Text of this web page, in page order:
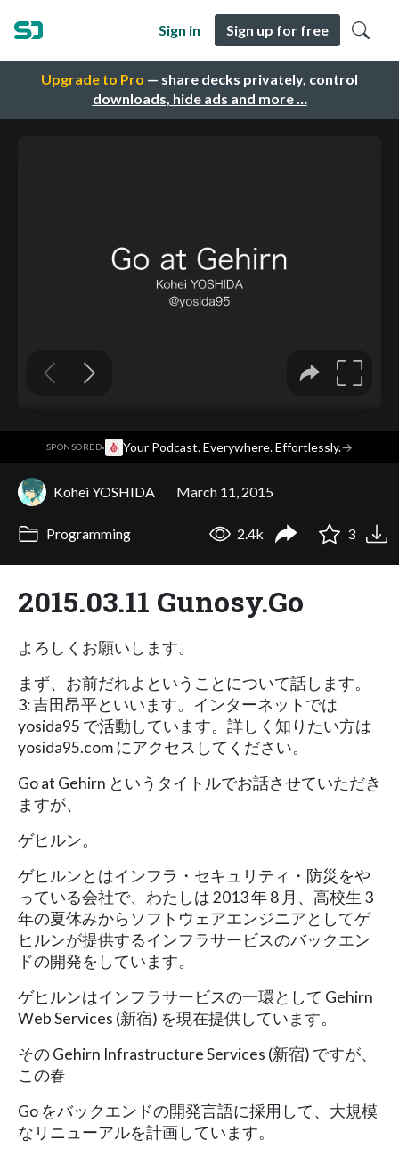
Upgrade to Pro — share decks privately, control
downloads, hide ads and more …
Sign in Sign up for free
SPONSORED· Your Podcast. Everywhere. Effortlessly.→
Kohei YOSHIDA March 11, 2015
Programming 2.4k 3
2015.03.11 Gunosy.Go
よろしくお願いします。
まず、お前だれよということについて話します。
3: 吉田昂平といいます。インターネットでは
yosida95 で活動しています。詳しく知りたい方は
yosida95.com にアクセスしてください。
Go at Gehirn というタイトルでお話させていただき
ますが、
ゲヒルン。
ゲヒルンとはインフラ・セキュリティ・防災をや
っている会社で、わたしは 2013 年 8 月、高校生 3
年の夏休みからソフトウェアエンジニアとしてゲ
ヒルンが提供するインフラサービスのバックエン
ドの開発をしています。
ゲヒルンはインフラサービスの一環として Gehirn
Web Services (新宿) を現在提供しています。
その Gehirn Infrastructure Services (新宿) ですが、
この春
Go をバックエンドの開発言語に採用して、大規模
なリニューアルを計画しています。